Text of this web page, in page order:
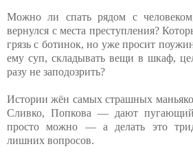
Можно ли спать рядом с
вернулся с места преступления?
грязь с ботинок, но уже просит
ему суп, складывать вещи в шкаф,
разу не заподозрить?
Истории жён самых страшных
Сливко, Попкова — дают
просто можно — а делать это
лишних вопросов.